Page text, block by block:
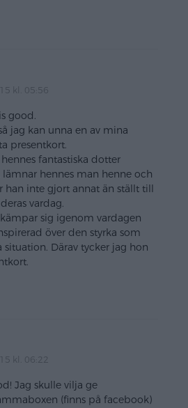
kl. 05:56
good.
jag kan unna en av mina
presentkort.
fantastiska dotter
hennes man henne och
han inte gjort annat än ställt till
vardag.
sig igenom vardagen
över den styrka som
Därav tycker jag hon
kl. 06:22
Jag skulle vilja ge
(finns på facebook)